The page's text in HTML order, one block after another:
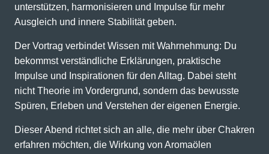
unterstützen, harmonisieren und Impulse für mehr
Ausgleich und innere Stabilität geben.
Der Vortrag verbindet Wissen mit Wahrnehmung: Du
bekommst verständliche Erklärungen, praktische
Impulse und Inspirationen für den Alltag. Dabei steht
nicht Theorie im Vordergrund, sondern das bewusste
Spüren, Erleben und Verstehen der eigenen Energie.
Dieser Abend richtet sich an alle, die mehr über Chakren
erfahren möchten, die Wirkung von Aromaölen